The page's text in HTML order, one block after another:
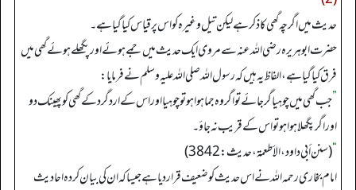
حدیث میں اگرچہ گھی کا ذکر ہے لیکن تیل وغیرہ کو اس پر قیاس کیا گیا ہے۔
حضرت ابو ہریرہ رضی اللہ عنہ سے مروی ایک حدیث میں جمے ہوئے اور پگھلے ہوئے گھی میں
فرق کیا گیا ہے، الفاظ یہ ہیں کہ رسول اللہ صلی اللہ علیہ وسلم نے فرمایا:
”جب گھی میں چوہیا گر جائے تو اگر وہ جما ہوا ہو تو چوہیا اور اس کے ارد گرد کے گھی کو پھینک دو
اور اگر پگھلا ہوا ہو تو اس کے قریب نہ جاؤ۔
“(سنن أبي داود، الأطعمة، حدیث: 3842)
امام بخاری رحمہ اللہ نے اس حدیث کو ضعیف قرار دیا ہے جیسا کہ ان کی بیان کردہ احادیث